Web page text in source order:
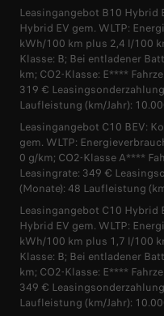
Leasingangebot B10 Hybrid
Hybrid EV gem. WLTP:
kWh/100 km plus 2,4 l/100
Klasse: B; Bei entladener
km; CO2-Klasse: E****
319 €
Laufleistung (km/Jahr):
Leasingangebot C10 BEV:
gem. WLTP:
0 g/km; CO2-Klasse A****
Leasingrate: 349 €
(Monate): 48 Laufleistung
Leasingangebot C10 Hybrid
Hybrid EV gem. WLTP:
kWh/100 km plus 1,7 l/100
Klasse: B; Bei entladener
km; CO2-Klasse: E****
349 €
Laufleistung (km/Jahr):